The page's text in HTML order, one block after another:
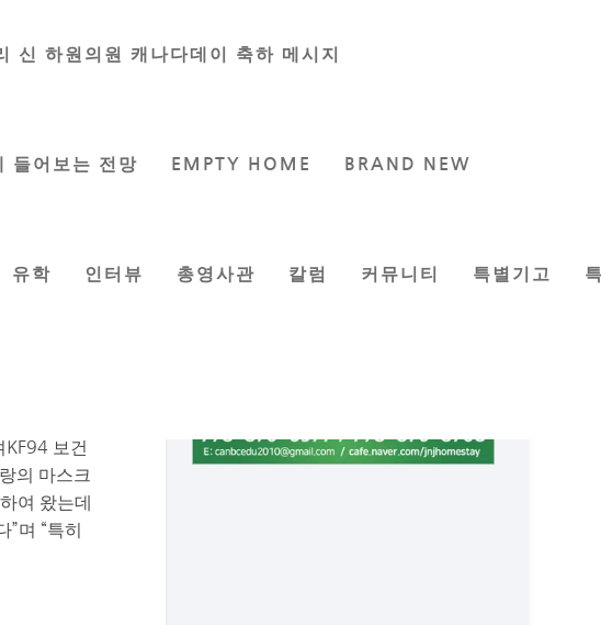
신 하원의원 캐나다데이 축하 메시지
들어보는 전망 EMPTY HOME BRAND NEW
유학 인터뷰 총영사관 칼럼 커뮤니티 특별기고
크를 기
보건
의 마스크
여 왔는데
며 “특히